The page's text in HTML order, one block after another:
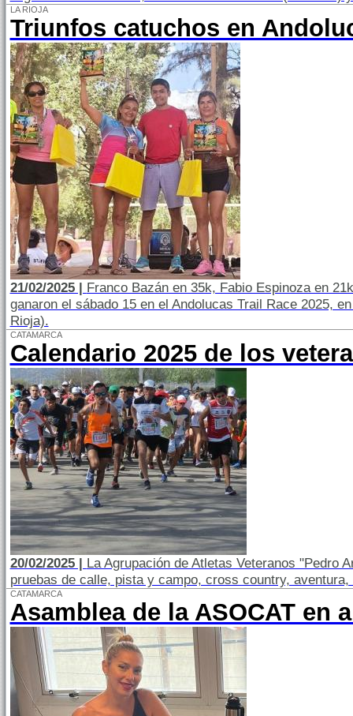
LA RIOJA
Triunfos catuchos en
21/02/2025 | Franco Bazán en 35k, Fabio Espinoza en
ganaron el sábado 15 en el Andolucas Trail Race 2025,
Rioja).
CATAMARCA
Calendario 2025 de los
20/02/2025 | La Agrupación de Atletas Veteranos "Pedro
pruebas de calle, pista y campo, cross country,
CATAMARCA
Asamblea de la ASOCAT en